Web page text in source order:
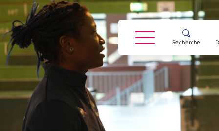
Recherche
Panneau de gestion des cookies